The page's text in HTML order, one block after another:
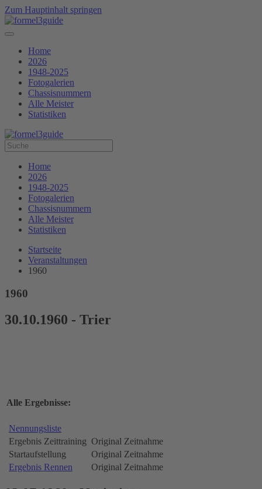
Zum Hauptinhalt springen
Home
2026
1948-2025
Fotogalerien
Chassisnummern
Alle Meister
Statistiken
Home
2026
1948-2025
Fotogalerien
Chassisnummern
Alle Meister
Statistiken
Startseite
Veranstaltungen
1960
1960
30.10.1960 - Trier
Alle Ergebnisse:
Nennungsliste
Ergebnis Zeittraining Original Zeitnahme
Startaufstellung
Original Zeitnahme
Ergebnis Rennen
Original Zeitnahme